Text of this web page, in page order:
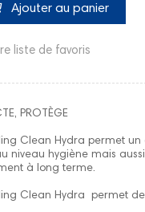
Ajouter au panier
liste de favoris
PROTÈGE
Clean Hydra permet
niveau hygiène mais
à long terme.
Clean Hydra permet